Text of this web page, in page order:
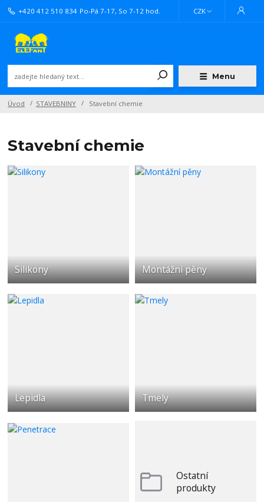
Menu
CZK
+420 412 510 834 Po-Pá 7-17, So 7-12 hod.
Úvod STAVEBNINY Stavební chemie
Stavební chemie
Silikony Montážní pěny
Lepidla Tmely
Ostatní
produkty